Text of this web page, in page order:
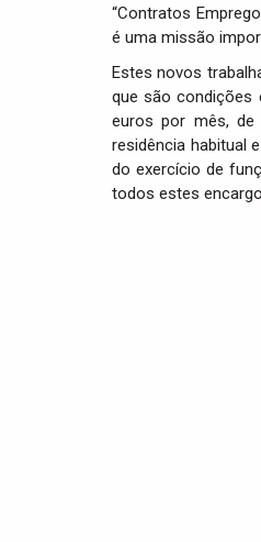
“Contratos
é uma missão
Estes novos
que são condições
euros por mês, de
residência habitual
do exercício de
todos estes